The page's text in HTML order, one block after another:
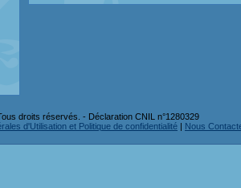
droits réservés. - Déclaration CNIL n°1280329
d'Utilisation et Politique de confidentialité | Nous